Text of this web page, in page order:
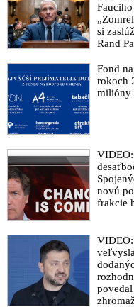
si
Rand
Fond
rokoch
milióny
VIDEO:
novú
frakcie